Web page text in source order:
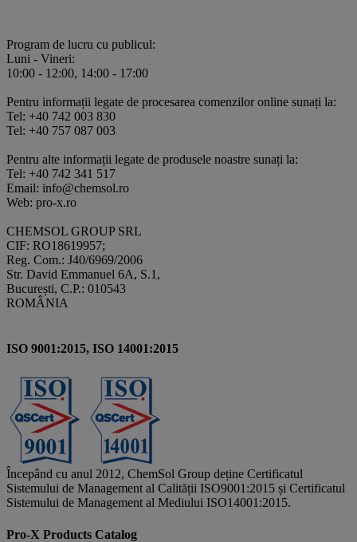
Program de lucru cu publicul:
Luni - Vineri:
10:00 - 12:00, 14:00 - 17:00
Pentru informații legate de procesarea comenzilor online sunați la:
Tel: +40 742 003 830
Tel: +40 757 087 003
Pentru alte informații legate de produsele noastre sunați la:
Tel: +40 742 341 517
Email: info@chemsol.ro
Web: pro-x.ro
CHEMSOL GROUP SRL
CIF: RO18619957;
Reg. Com.: J40/6969/2006
Str. David Emmanuel 6A, S.1,
București, C.P.: 010543
ROMÂNIA
ISO 9001:2015, ISO 14001:2015
Începând cu anul 2012, ChemSol Group deține Certificatul
Sistemului de Management al Calității ISO9001:2015 și Certificatul
Sistemului de Management al Mediului ISO14001:2015.
Pro-X Products Catalog